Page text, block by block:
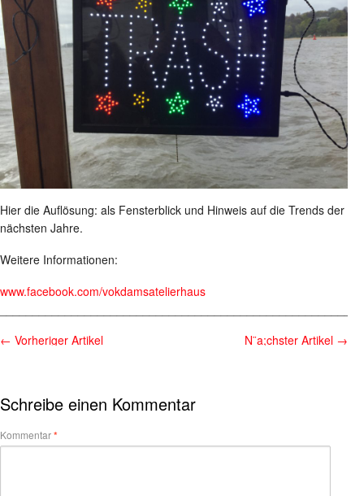
Hier die Auflösung: als Fensterblick und Hinweis auf die Trends der
nächsten Jahre.
Weitere Informationen:
www.facebook.com/vokdamsatelierhaus
← Vorheriger Artikel N¨a;chster Artikel →
Schreibe einen Kommentar
Kommentar*